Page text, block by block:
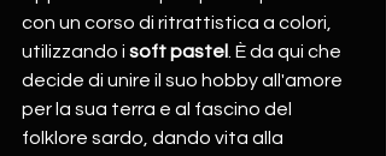
con un corso di ritrattistica a colori,
utilizzando i soft pastel. È da qui che
decide di unire il suo hobby all'amore
per la sua terra e al fascino del
folklore sardo, dando vita alla